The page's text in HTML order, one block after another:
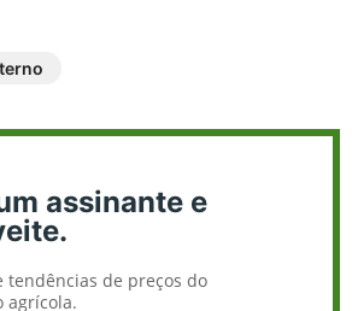
assinante e
tendências de preços do
agrícola.